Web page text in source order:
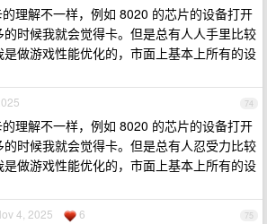
理解不一样，例如 8020 的芯片的设备打开
时候我就会觉得卡。但是总有人人手里比较
做游戏性能优化的，市面上基本上所有的设
74
理解不一样，例如 8020 的芯片的设备打开
时候我就会觉得卡。但是总有人忍受力比较
做游戏性能优化的，市面上基本上所有的设
75
4, 2025 6